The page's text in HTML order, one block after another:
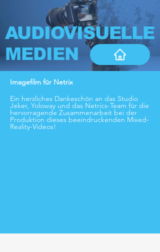
AUDIOVISUELLE
MEDIEN
Imagefilm für Netrix
Ein herzliches Dankeschön an das Studio
Jeker, Yoloway und das Netrics-Team für die
hervorragende Zusammenarbeit bei der
Produktion dieses beeindruckenden Mixed-
Reality-Videos!